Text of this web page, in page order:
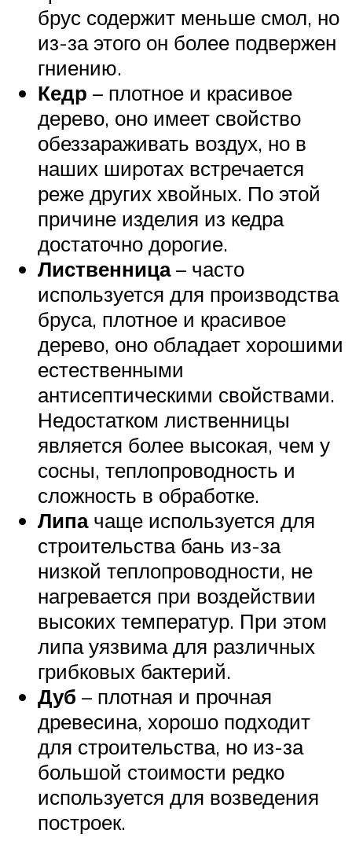
брус содержит меньше смол, но
из-за этого он более подвержен
гниению.
Кедр – плотное и красивое
дерево, оно имеет свойство
обеззараживать воздух, но в
наших широтах встречается
реже других хвойных. По этой
причине изделия из кедра
достаточно дорогие.
Лиственница– часто
используется для производства
бруса, плотное и красивое
дерево, оно обладает хорошими
естественными
антисептическими свойствами.
Недостатком лиственницы
является более высокая, чем у
сосны, теплопроводность и
сложность в обработке.
Липа чаще используется для
строительства бань из-за
низкой теплопроводности, не
нагревается при воздействии
высоких температур. При этом
липа уязвима для различных
грибковых бактерий.
Дуб – плотная и прочная
древесина, хорошо подходит
для строительства, но из-за
большой стоимости редко
используется для возведения
построек.